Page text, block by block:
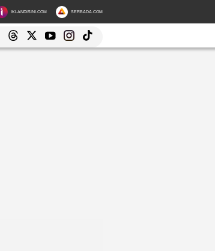
IKLANDISINI.COM SERBADA.COM